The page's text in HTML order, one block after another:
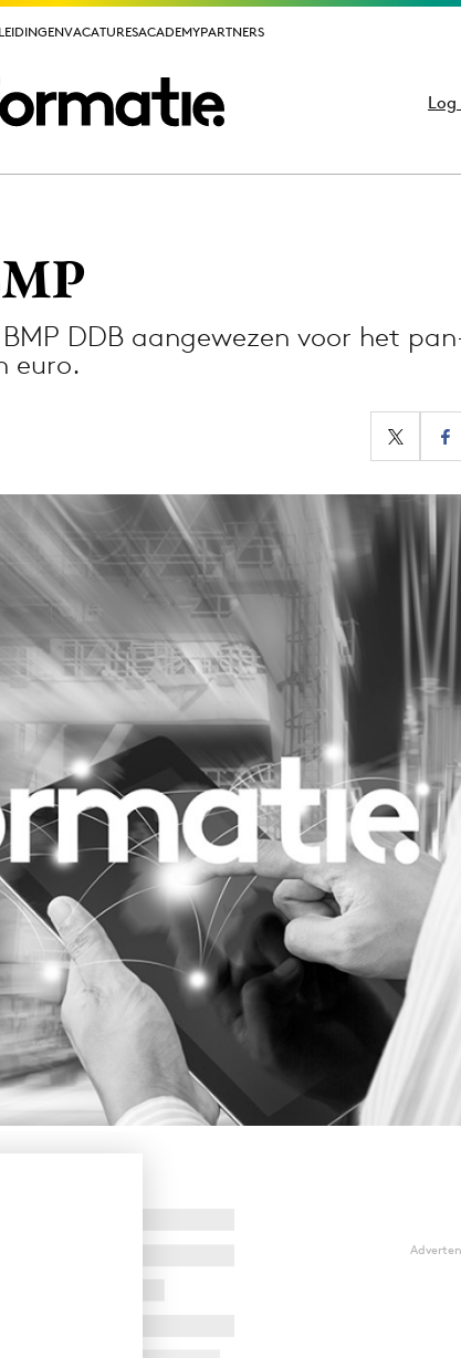
VACATURESACADEMYPARTNERS
Log
VACATURESACADEMYPARTNERS
Log
Programmatic
Purpose Marketing
Reputatie & crisis
DDB aangewezen voor het
euro.